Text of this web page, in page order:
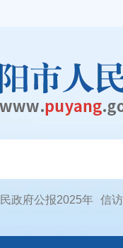
政府公报2025年 信访